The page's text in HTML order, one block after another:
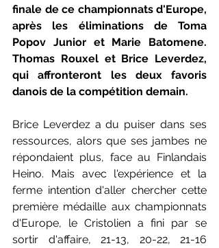
finale de ce championnats d'Europe,
après les éliminations de Toma
Popov Junior et Marie Batomene.
Thomas Rouxel et Brice Leverdez,
qui affronteront les deux favoris
danois de la compétition demain.
Brice Leverdez a du puiser dans ses
ressources, alors que ses jambes ne
répondaient plus, face au Finlandais
Heino. Mais avec l'expérience et la
ferme intention d'aller chercher cette
première médaille aux championnats
d'Europe, le Cristolien a fini par se
sortir d'affaire, 21-13, 20-22, 21-16